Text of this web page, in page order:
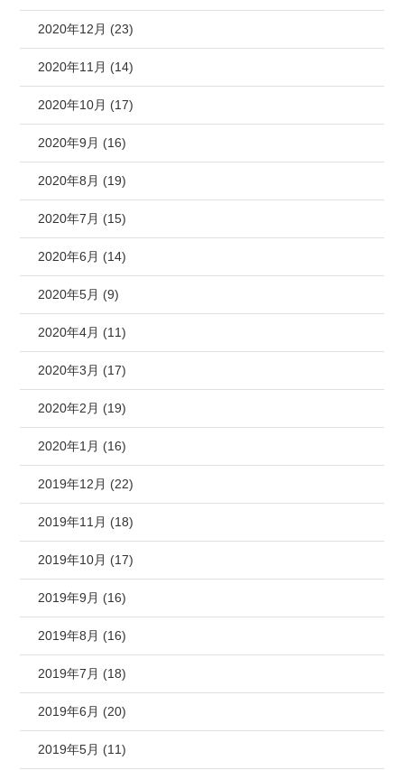
2020年12月 (23)
2020年11月 (14)
2020年10月 (17)
2020年9月 (16)
2020年8月 (19)
2020年7月 (15)
2020年6月 (14)
2020年5月 (9)
2020年4月 (11)
2020年3月 (17)
2020年2月 (19)
2020年1月 (16)
2019年12月 (22)
2019年11月 (18)
2019年10月 (17)
2019年9月 (16)
2019年8月 (16)
2019年7月 (18)
2019年6月 (20)
2019年5月 (11)